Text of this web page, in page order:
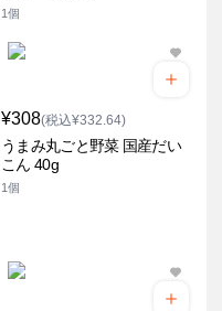
1個
¥308(税込¥332.64)
うまみ丸ごと野菜 国産だい
こん 40g
1個